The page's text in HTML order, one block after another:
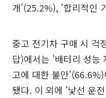
개'(25.2%), '합리적인
중고 전기차 구매 시 걱
답)에서는 '배터리 성
고에 대한 불안
됐다. 이 외에 '낯선 운